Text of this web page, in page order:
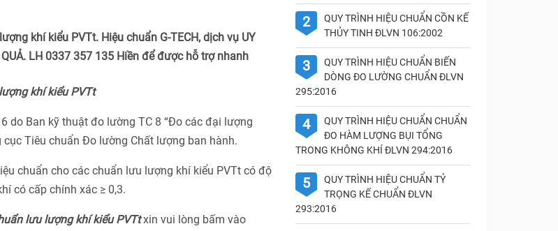
khí kiểu PVTt. Hiệu chuẩn G-TECH, dịch vụ UY
QUẢ. LH 0337 357 135 Hiền để được hỗ trợ nhanh
khí kiểu PVTt
do Ban kỹ thuật đo lường TC 8 “Đo các đại lượng
Tiêu chuẩn Đo lường Chất lượng ban hành.
chuẩn cho các chuẩn lưu lượng khí kiểu PVTt có độ
có cấp chính xác ≥ 0,3.
lưu lượng khí kiểu PVTt xin vui lòng bấm vào
2
QUY TRÌNH HIỆU CHUẨN CỒN KẾ
THỦY TINH ĐLVN 106:2002
3
QUY TRÌNH HIỆU CHUẨN BIẾN
DÒNG ĐO LƯỜNG CHUẨN ĐLVN
295:2016
4
QUY TRÌNH HIỆU CHUẨN CHUẨN
ĐO HÀM LƯỢNG BỤI TỔNG
TRONG KHÔNG KHÍ ĐLVN 294:2016
5
QUY TRÌNH HIỆU CHUẨN TỶ
TRỌNG KẾ CHUẨN ĐLVN
293:2016